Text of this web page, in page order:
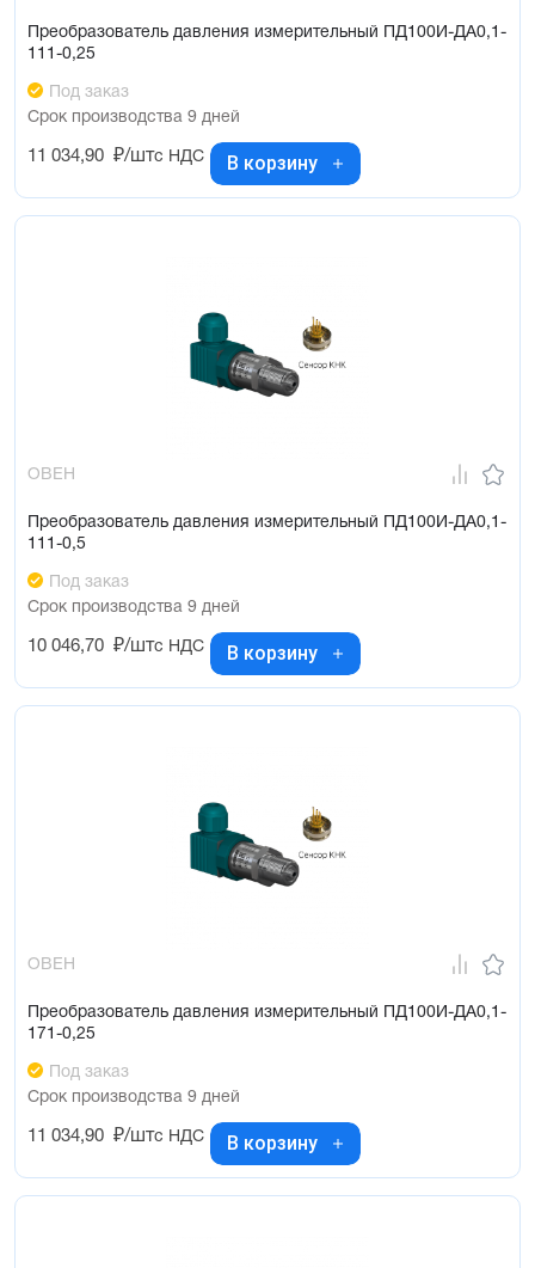
Преобразователь давления измерительный ПД100И-ДА0,1-
111-0,25
Под заказ
Срок производства 9 дней
11 034,90 ₽/штс НДС В корзину
ОВЕН
Преобразователь давления измерительный ПД100И-ДА0,1-
111-0,5
Под заказ
Срок производства 9 дней
10 046,70 ₽/штс НДС В корзину
ОВЕН
Преобразователь давления измерительный ПД100И-ДА0,1-
171-0,25
Под заказ
Срок производства 9 дней
11 034,90 ₽/штс НДС В корзину